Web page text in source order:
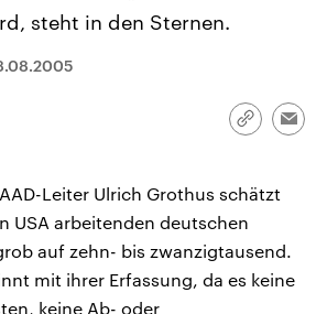
steht in den Sternen.
Link
Leiter Ulrich Grothus schätzt
USA arbeitenden deutschen
auf zehn- bis zwanzigtausend.
mit ihrer Erfassung, da es keine
keine Ab- oder